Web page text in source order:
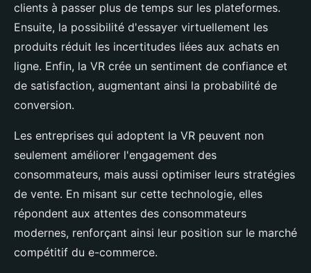
clients à passer plus de temps sur les plateformes.
Ensuite, la possibilité d'essayer virtuellement les
produits réduit les incertitudes liées aux achats en
ligne. Enfin, la VR crée un sentiment de confiance et
de satisfaction, augmentant ainsi la probabilité de
conversion.
Les entreprises qui adoptent la VR peuvent non
seulement améliorer l'engagement des
consommateurs, mais aussi optimiser leurs stratégies
de vente. En misant sur cette technologie, elles
répondent aux attentes des consommateurs
modernes, renforçant ainsi leur position sur le marché
compétitif du e-commerce.